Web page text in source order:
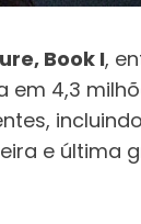
Book I,
em 4,3
incluindo
e última